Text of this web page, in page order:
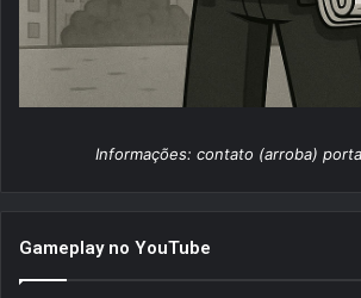
Informações: contato (arroba)
Gameplay no YouTube